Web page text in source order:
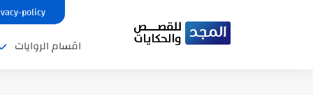
policy
اقسام الروايات